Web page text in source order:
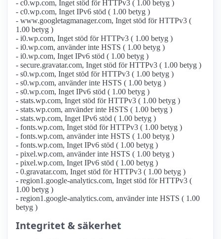
- c0.wp.com, Inget stöd för HTTPv3 ( 1.00 betyg )
- c0.wp.com, Inget IPv6 stöd ( 1.00 betyg )
- www.googletagmanager.com, Inget stöd för HTTPv3 (
1.00 betyg )
- i0.wp.com, Inget stöd för HTTPv3 ( 1.00 betyg )
- i0.wp.com, använder inte HSTS ( 1.00 betyg )
- i0.wp.com, Inget IPv6 stöd ( 1.00 betyg )
- secure.gravatar.com, Inget stöd för HTTPv3 ( 1.00 betyg )
- s0.wp.com, Inget stöd för HTTPv3 ( 1.00 betyg )
- s0.wp.com, använder inte HSTS ( 1.00 betyg )
- s0.wp.com, Inget IPv6 stöd ( 1.00 betyg )
- stats.wp.com, Inget stöd för HTTPv3 ( 1.00 betyg )
- stats.wp.com, använder inte HSTS ( 1.00 betyg )
- stats.wp.com, Inget IPv6 stöd ( 1.00 betyg )
- fonts.wp.com, Inget stöd för HTTPv3 ( 1.00 betyg )
- fonts.wp.com, använder inte HSTS ( 1.00 betyg )
- fonts.wp.com, Inget IPv6 stöd ( 1.00 betyg )
- pixel.wp.com, använder inte HSTS ( 1.00 betyg )
- pixel.wp.com, Inget IPv6 stöd ( 1.00 betyg )
- 0.gravatar.com, Inget stöd för HTTPv3 ( 1.00 betyg )
- region1.google-analytics.com, Inget stöd för HTTPv3 (
1.00 betyg )
- region1.google-analytics.com, använder inte HSTS ( 1.00
betyg )
Integritet & säkerhet